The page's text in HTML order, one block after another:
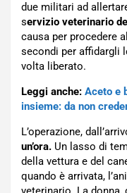
due militari ad
servizio veterinario
causa per procedere
secondi per affidargli
volta liberato.
Leggi anche: Aceto e
insieme: da non
L’operazione,
un’ora. Un lasso di
della vettura e del
quando è arrivata,